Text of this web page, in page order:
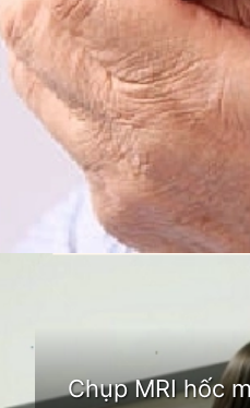
https://
Chụp MRI hốc